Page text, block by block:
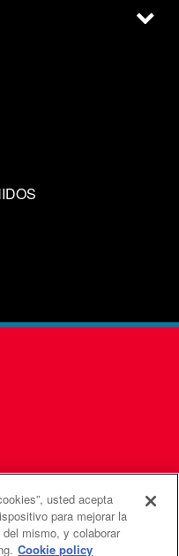
es una agencia de la
Unida
usted acepta
para mejorar la
mismo, y colaborar
Cookie policy